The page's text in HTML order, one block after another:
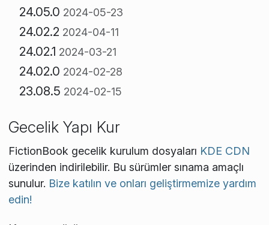
24.05.0 2024-05-23
24.02.2 2024-04-11
24.02.1 2024-03-21
24.02.0 2024-02-28
23.08.5 2024-02-15
Gecelik Yapı Kur
FictionBook gecelik kurulum dosyaları KDE CDN
üzerinden indirilebilir. Bu sürümler sınama amaçlı
sunulur. Bize katılın ve onları geliştirmemize yardım
edin!